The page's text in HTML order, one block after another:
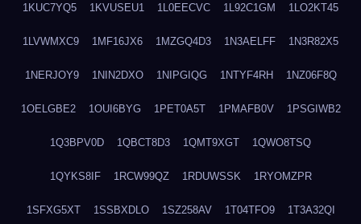
1KUC7YQ5 1KVUSEU1 1L0EECVC 1L92C1GM 1LO2KT45
1LVWMXC9 1MF16JX6 1MZGQ4D3 1N3AELFF 1N3R82X5
1NERJOY9 1NIN2DXO 1NIPGIQG 1NTYF4RH 1NZ06F8Q
1OELGBE2 1OUI6BYG 1PET0A5T 1PMAFB0V 1PSGIWB2
1Q3BPV0D 1QBCT8D3 1QMT9XGT 1QWO8TSQ
1QYKS8IF 1RCW99QZ 1RDUWSSK 1RYOMZPR
1SFXG5XT 1SSBXDLO 1SZ258AV 1T04TFO9 1T3A32QI